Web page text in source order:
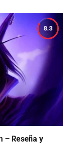
8.3
– Reseña y